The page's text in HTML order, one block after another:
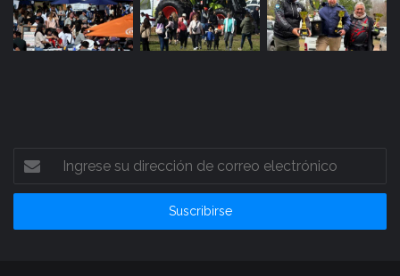
Ingrese
su
dirección
correo